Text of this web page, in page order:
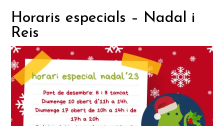
Horaris especials – Nadal i
Reis